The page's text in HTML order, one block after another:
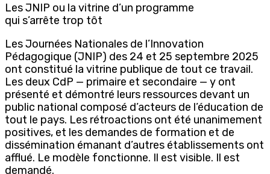
Les JNIP ou la vitrine d’un programme
qui s’arrête trop tôt
Les Journées Nationales de l’Innovation
Pédagogique (JNIP) des 24 et 25 septembre 2025
ont constitué la vitrine publique de tout ce travail.
Les deux CdP — primaire et secondaire — y ont
présenté et démontré leurs ressources devant un
public national composé d’acteurs de l’éducation de
tout le pays. Les rétroactions ont été unanimement
positives, et les demandes de formation et de
dissémination émanant d’autres établissements ont
afflué. Le modèle fonctionne. Il est visible. Il est
demandé.